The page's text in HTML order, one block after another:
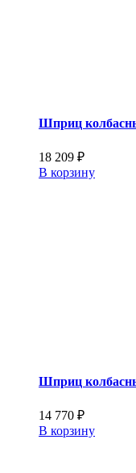
Шприц
18 209 ₽
В корзину
Шприц
14 770 ₽
В корзину